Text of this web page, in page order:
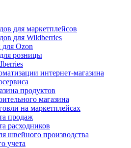
для маркетплейсов
для Wildberries
для Ozon
розницы
интернет-магазина
продуктов
магазина
на маркетплейсах
продаж
расходников
швейного производства
учета